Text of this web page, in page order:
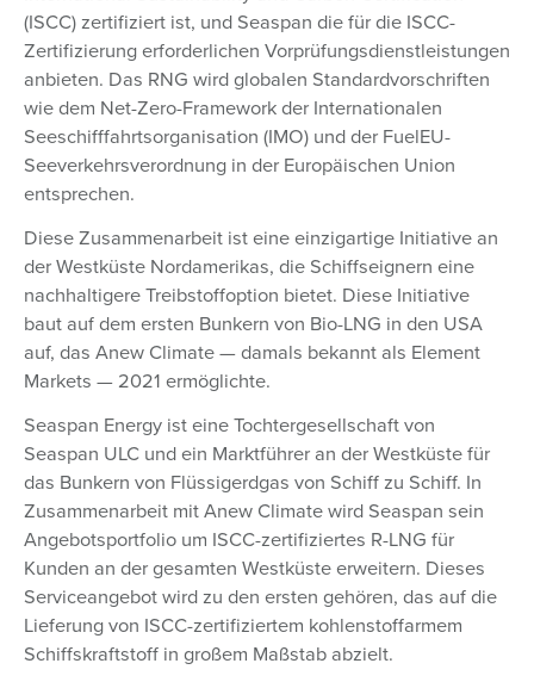
(ISCC) zertifiziert ist, und Seaspan die für die ISCC-
Zertifizierung erforderlichen Vorprüfungsdienstleistungen
anbieten. Das RNG wird globalen Standardvorschriften
wie dem Net-Zero-Framework der Internationalen
Seeschifffahrtsorganisation (IMO) und der FuelEU-
Seeverkehrsverordnung in der Europäischen Union
entsprechen.
Diese Zusammenarbeit ist eine einzigartige Initiative an
der Westküste Nordamerikas, die Schiffseignern eine
nachhaltigere Treibstoffoption bietet. Diese Initiative
baut auf dem ersten Bunkern von Bio-LNG in den USA
auf, das Anew Climate — damals bekannt als Element
Markets — 2021 ermöglichte.
Seaspan Energy ist eine Tochtergesellschaft von
Seaspan ULC und ein Marktführer an der Westküste für
das Bunkern von Flüssigerdgas von Schiff zu Schiff. In
Zusammenarbeit mit Anew Climate wird Seaspan sein
Angebotsportfolio um ISCC-zertifiziertes R-LNG für
Kunden an der gesamten Westküste erweitern. Dieses
Serviceangebot wird zu den ersten gehören, das auf die
Lieferung von ISCC-zertifiziertem kohlenstoffarmem
Schiffskraftstoff in großem Maßstab abzielt.